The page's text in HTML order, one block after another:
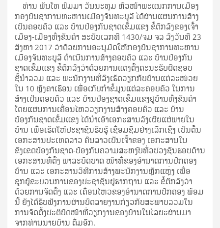
ທ່ານ ພັນໂທ ພົມມາ ວັນນະທຸມ ຫົວໜ້າພະແນກການເມືອງ
ກອງບັນຊາການທະຫານເມືອງຈັນທະບູລີ ໄດ້ຜ່ານແຜນການສ້າງ
ເປັນຄອບຄົວ ແລະ ບ້ານປ້ອງກັນຊາດເຂັ້ມແຂງ ຂໍ້ຕົກລົງຂອງເຈົ້າ
ເມືອງ-ເມືອງທົ່ງຂັນຄໍາ ສະບັບເລກທີ 1430/ຈມ ຈລ ລົງວັນທີ 23
ສິງຫາ 2017 ວ່າດ້ວຍການອະນຸມັດໃຫ້ກອງບັນຊາການທະຫານ
ເມືອງຈັນທະບູລີ ດຳເນີນການສ້າງຄອບຄົວ ແລະ ບ້ານປ້ອງກັນ
ຊາດເຂັ້ມແຂງ ຂໍ້ຕົກລົງວ່າດ້ວຍການແຕ່ງຕັ້ງຄະນະຮັບຜິດຊອບ
ຊີ້ນຳລວມ ແລະ ພະນັກງານທີ່ລົງເຮັດວຽກກັບບ້ານແຕ່ລະໜ່ວຍ
ໃນ 10 ຫຼັງຄາເຮືອນ ເພື່ອເກັບກຳຂໍ້ມູນແຕ່ລະຄອບຄົວ ໃນການ
ສ້າງເປັນຄອບຄົວ ແລະ ບ້ານປ້ອງຊາດເຂັ້ມແຂງຢູ່ບ້ານທົ່ງຂັນຄໍາ
ໂດຍແຜນການເຄື່ອນໄຫວວຽກງານສ້າງຄອບຄົວ ແລະ ບ້ານ
ປ້ອງກັນຊາດເຂັ້ມແຂງ ໄດ້ນຳເອົາເອກະສານລົງເຜີຍແຜ່ພາຍໃນ
ບ້ານ ເພື່ອເຮັດໃຫ້ປະຊາຊົນຮັບຮູ້ ເຊື່ອມຊຶມຢ່າງເລິກເຊິ່ງ ເປັນຕົ້ນ
ເອກະສານປະເທດລາວ ຄົນລາວເປັນເຈົ້າຂອງ ເອກະສານໃນ
ຂົງເຂດປ້ອງກັນຊາດ-ປ້ອງກັນຄວາມສະຫງົບທົ່ວປວງຊົນຮອບດ້ານ
ເອກະສານທີ່ຕັ້ງ ພາລະບົດບາດ ໜ້າທີ່ຂອງອຳນາດການປົກຄອງ
ບ້ານ ແລະ ເອກະສານວິທີການສ້າງພະນັກງານຫຼັກແຫຼ່ງ ເພື່ອ
ຊຸກຍູ້ຂະບວນການຂອງປະຊາຊົນຢູ່ຮາກຖານ ແລະ ຂໍ້ຕົກລົງວ່າ
ດ້ວຍການຈັດຕັ້ງ ແລະ ເຄື່ອນໄຫວຂອງອຳນາດການປົກຄອງ ພ້ອມ
ນີ້ ຍັງໄດ້ຮັບຟັງການຜ່ານບົດລາຍງານກ່ຽວກັບສະພາບລວມໃນ
ການຈັດຕັ້ງປະຕິບັດໜ້າທີ່ວຽກງານຂອງບ້ານໃນໄລຍະຜ່ານມາ
ຈາກທ່ານນາຍບ້ານ ຕື່ມອີກ.